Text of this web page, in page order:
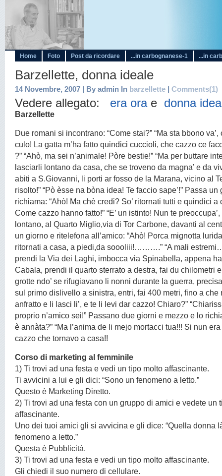
Home Foto Post da ricordare ...in carbognanese-1 ...in
Barzellette, donna ideale
14 Novembre, 2007 | By admin In barzellette | Comments(1)
Vedere allegato: era orae donna
Barzellette
Due romani si incontrano: “Come stai?” “Ma sta bbono
culo! La gatta m’ha fatto quindici cuccioli, che cazzo ce
?” “Ahò, ma sei n’animale! Pòre bestie!” “Ma per buttare
lasciarli lontano da casa, che se troveno da magna’ e da
abiti a S.Giovanni, li porti ar fosso de la Marana, vicino al
risolto!” “Pò èsse na bòna idea! Te faccio sape’!” Passa un
richiama: “Ahò! Ma chè credi? So’ ritornati tutti e quindici a
Come cazzo hanno fatto!” “E’ un istinto! Nun te preoccupa’,
lontano, al Quarto Miglio,via di Tor Carbone, davanti al
un giorno e ritelefona all’amico: “Ahò! Porca mignotta lurida
ritornati a casa, a piedi,da soooliii!……….” “A mali
prendi la Via dei Laghi, imbocca via Spinabella, appena
Cabala, prendi il quarto sterrato a destra, fai du chilometri
grotte ndo’ se rifugiavano li nonni durante la guerra,
sul primo dislivello a sinistra, entri, fai 400 metri, fino a che
anfratto e li lasci li’, e te li levi dar cazzo! Chiaro?”
proprio n’amico sei!” Passano due giorni e mezzo e lo
è annàta?” “Ma l’anima de li mejo mortacci tua!!! Si nun
cazzo che tornavo a casa!!
Corso di marketing al femminile
1) Ti trovi ad una festa e vedi un tipo molto affascinante.
Ti avvicini a lui e gli dici: “Sono un fenomeno a letto.”
Questo è Marketing Diretto.
2) Ti trovi ad una festa con un gruppo di amici e vedete un
affascinante.
Uno dei tuoi amici gli si avvicina e gli dice: “Quella donna
fenomeno a letto.”
Questa è Pubblicità.
3) Ti trovi ad una festa e vedi un tipo molto affascinante.
Gli chiedi il suo numero di cellulare.